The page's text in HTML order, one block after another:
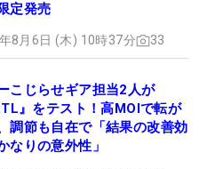
定発売
8月6日 (木) 10時37分 33
こじらせギア担当2人が
』をテスト！高MOIで転が
調節も自在で「結果の改善効
なりの意外性」